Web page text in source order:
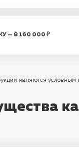
— 8 160 000 ₽
являются условным